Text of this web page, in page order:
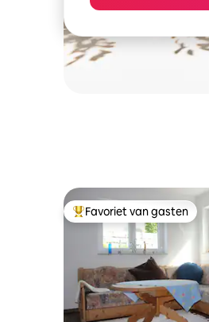
Topfavoriet van gasten
Favoriet van gasten